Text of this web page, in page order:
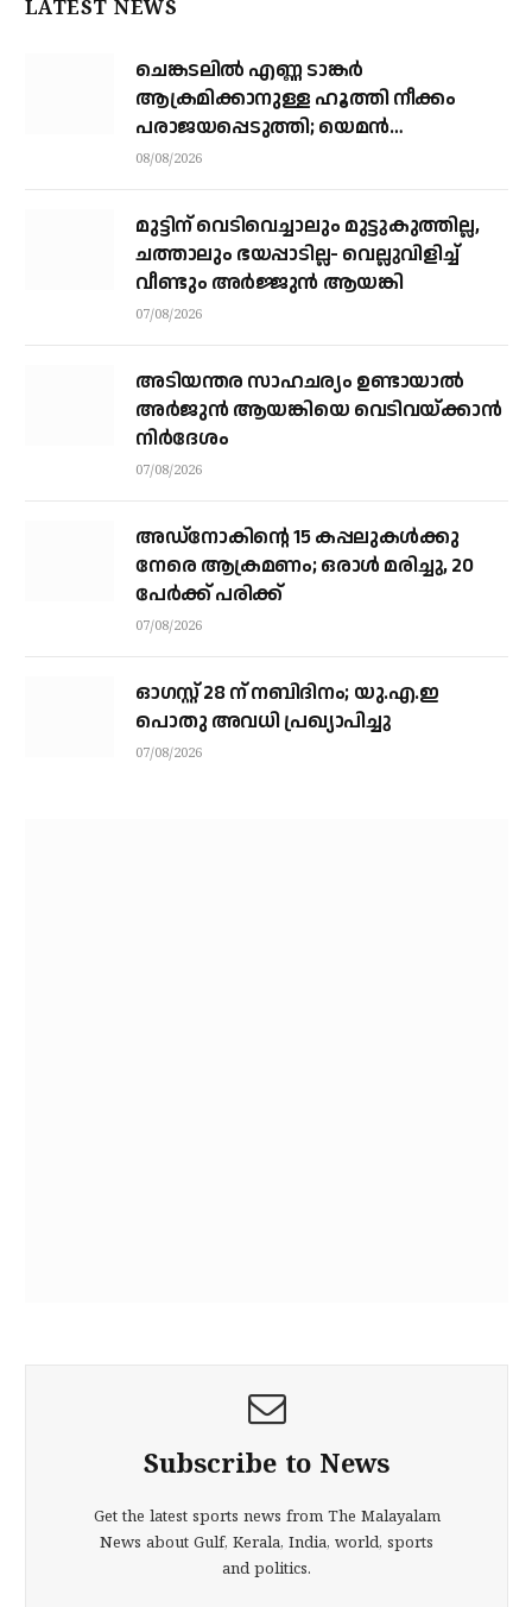
LATEST NEWS
ചെങ്കടലില്‍ എണ്ണ ടാങ്കര്‍
ആക്രമിക്കാനുള്ള ഹൂത്തി നീക്കം
പരാജയപ്പെടുത്തി; യെമൻ
സംഘർഷത്തിലേക്ക് നീങ്ങുന്നുവെന്ന്
08/08/2026
മുട്ടിന് വെടിവെച്ചാലും മുട്ടുകുത്തില്ല,
ചത്താലും ഭയപ്പാടില്ല- വെല്ലുവിളിച്ച്
വീണ്ടും അർജ്ജുൻ ആയങ്കി
07/08/2026
അടിയന്തര സാഹചര്യം ഉണ്ടായാല്‍
അര്‍ജുന്‍ ആയങ്കിയെ വെടിവയ്ക്കാന്‍
നിര്‍ദേശം
07/08/2026
അഡ്നോകിന്റെ 15 കപ്പലുകള്‍ക്കു
നേരെ ആക്രമണം; ഒരാള്‍ മരിച്ചു, 20
പേര്‍ക്ക് പരിക്ക്
07/08/2026
ഓഗസ്റ്റ് 28 ന് നബിദിനം; യു.എ.ഇ
പൊതു അവധി പ്രഖ്യാപിച്ചു
07/08/2026
Subscribe to News
Get the latest sports news from The Malayalam
News about Gulf, Kerala, India, world, sports
and politics.